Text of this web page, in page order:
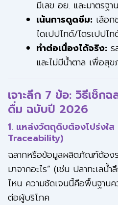
มีเลข อย. และมาตรฐ
เน้นการดูดซึม:เลือก
ไดเปปไทด์/ไตรเปปไ
ทำต่อเนื่องได้จริง:ร
และไม่มีน้ำตาล เพื่อสุข
เจาะลึก 7 ข้อ: วิธีเช็ก
ดื่ม ฉบับปี 2026
1. แหล่งวัตถุดิบต้องโปร่งใ
Traceability)
ฉลากหรือข้อมูลผลิตภัณฑ์ต้องร
มาจากอะไร” (เช่น ปลาทะเลน้
ไหน ความชัดเจนนี้คือพื้นฐาน
ต่อผู้บริโภค